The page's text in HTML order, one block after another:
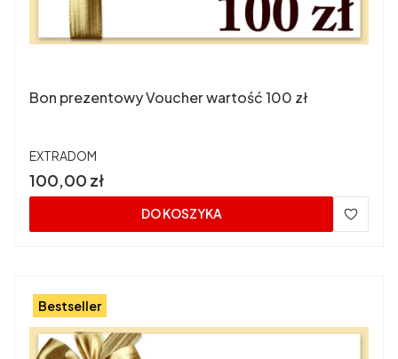
Bon prezentowy Voucher wartość 100 zł
PRODUCENT
EXTRADOM
Cena
100,00 zł
DO KOSZYKA
Bestseller